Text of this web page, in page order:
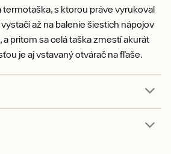
s ktorou práve vyrukoval
až na balenie šiestich nápojov
a pritom sa celá taška zmestí akurát
je aj vstavaný otvárač na fľaše.